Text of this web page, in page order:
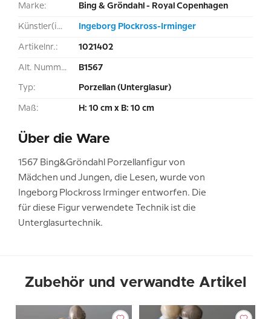
Marke: Bing & Gröndahl - Royal Copenhagen
Künstler(in): Ingeborg Plockross-Irminger
Artikelnr.: 1021402
Alt. Nummer: B1567
Typ: Porzellan (Unterglasur)
Maß: H: 10 cm x B: 10 cm
Über die Ware
1567 Bing&Gröndahl Porzellanfigur von
Mädchen und Jungen, die Lesen, wurde von
Ingeborg Plockross Irminger entworfen. Die
für diese Figur verwendete Technik ist die
Unterglasurtechnik.
Zubehör und verwandte Artikel